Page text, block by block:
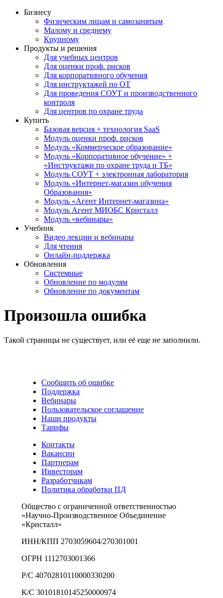
Бизнесу
Физическим лицам и самозанятым
Малому и среднему
Крупному
Продукты и решения
Для учебных центров
Для оценки проф. рисков
Для корпоративного обучения
Для инструктажей по ОТ
Для проведения СОУТ и производственного
контроля
Для центров по охране труда
Купить
Базовая версия + технология SaaS
Модуль оценки проф. рисков
Модуль «Коммерческое образование»
Модуль «Корпоративное обучение» +
«Инструктажи по охране труда и ТБ»
Модуль СОУТ + электронная лаборатория
Модуль «Интернет-магазин обучения
Образования»
Модуль «Агент Интернет-магазина»
Модуль Агент МИОБС Кристалл
Модуль «вебинары»
Учебник
Видео лекции и вебинары
Для чтения
Онлайн-поддержка
Обновления
Системные
Обновление по модулям
Обновление по документам
Произошла ошибка
Такой страницы не существует, или её еще не заполнили.
Сообщить об ошибке
Поддержка
Вебинары
Пользовательское соглашение
Наши продукты
Тарифы
Контакты
Вакансии
Партнерам
Инвесторам
Разработчикам
Политика обработки ПД
Общество с ограниченной ответственностью
«Научно-Производственное Объединение
«Кристалл»
ИНН/КПП 2703059604/270301001
ОГРН 1112703001366
Р/С 40702810110000330200
К/С 30101810145250000974